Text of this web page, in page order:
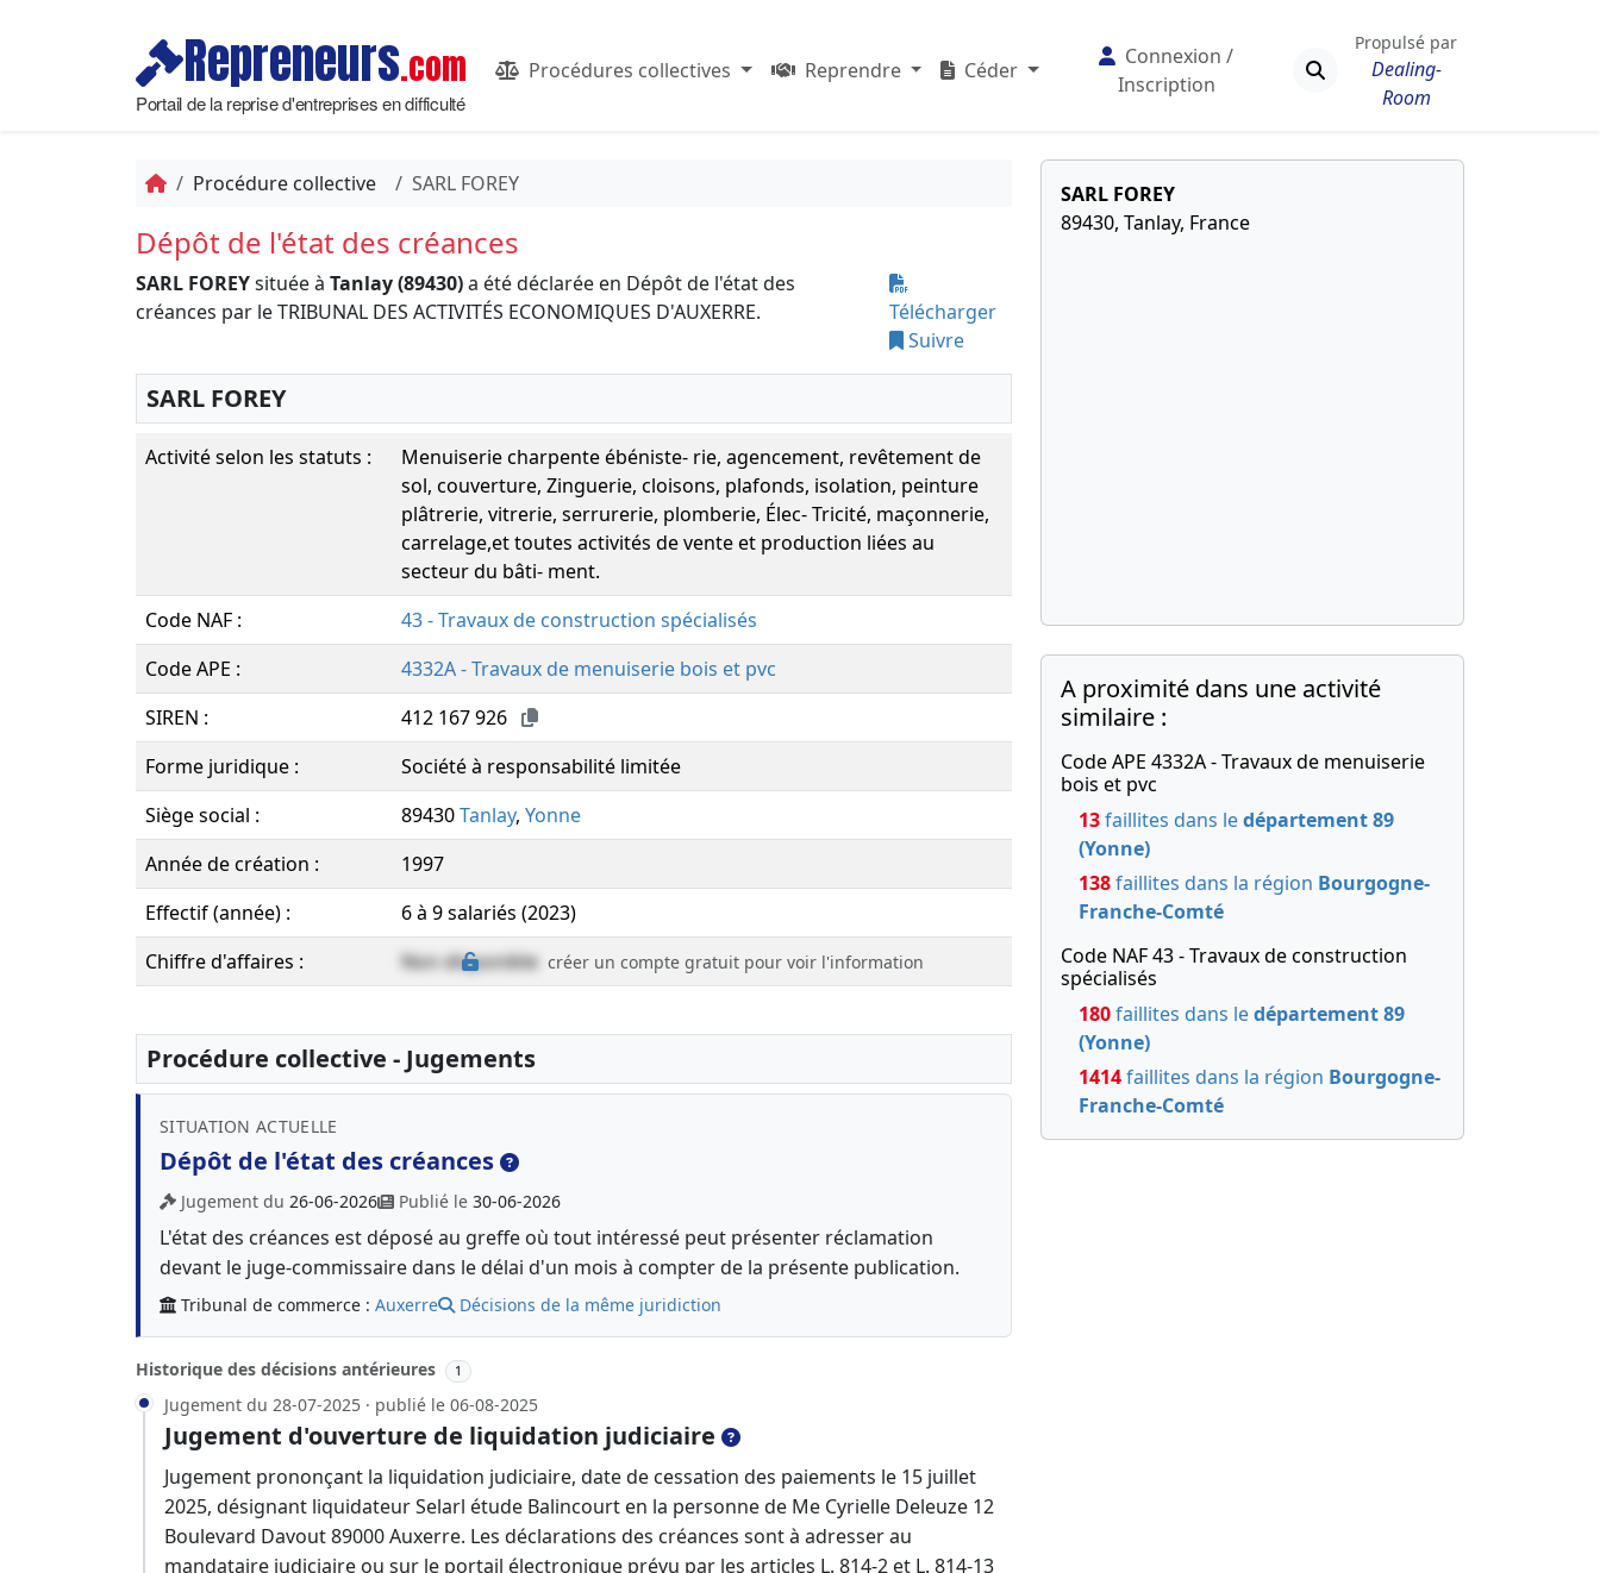
Repreneurs.com
Portail de la reprise d'entreprises en difficulté
Procédures collectives Reprendre Céder
Connexion /
Inscription
Propulsé par
Dealing-
Room
Procédure collective SARL FOREY
Dépôt de l'état des créances
SARL FOREYsituée à Tanlay (89430)a été déclarée en Dépôt de l'état des
créances par le TRIBUNAL DES ACTIVITÉS ECONOMIQUES D'AUXERRE.
Télécharger
Suivre
SARL FOREY
Activité selon les statuts :
Menuiserie charpente ébéniste- rie, agencement, revêtement de
sol, couverture, Zinguerie, cloisons, plafonds, isolation, peinture
plâtrerie, vitrerie, serrurerie, plomberie, Élec- Tricité, maçonnerie,
carrelage,et toutes activités de vente et production liées au
secteur du bâti- ment.
Code NAF :
43 - Travaux de construction spécialisés
Code APE :
4332A - Travaux de menuiserie bois et pvc
SIREN :
412 167 926
Forme juridique :
Société à responsabilité limitée
Siège social :
89430Tanlay, Yonne
Année de création :
1997
Effectif (année) :
6 à 9 salariés (2023)
Chiffre d'affaires :
Non disponible créer un compte gratuit pour voir l'information
Procédure collective - Jugements
SITUATION ACTUELLE
Dépôt de l'état des créances
Jugement du 26-06-2026 Publié le 30-06-2026
L'état des créances est déposé au greffe où tout intéressé peut présenter réclamation
devant le juge-commissaire dans le délai d'un mois à compter de la présente publication.
Tribunal de commerce : Auxerre Décisions de la même juridiction
Historique des décisions antérieures 1
Jugement du 28-07-2025 · publié le 06-08-2025
Jugement d'ouverture de liquidation judiciaire
Jugement prononçant la liquidation judiciaire, date de cessation des paiements le 15 juillet
2025, désignant liquidateur Selarl étude Balincourt en la personne de Me Cyrielle Deleuze 12
Boulevard Davout 89000 Auxerre. Les déclarations des créances sont à adresser au
mandataire judiciaire ou sur le portail électronique prévu par les articles L. 814-2 et L. 814-13
SARL FOREY
89430, Tanlay, France
A proximité dans une activité
similaire :
Code APE 4332A - Travaux de menuiserie
bois et pvc
13faillites dans ledépartement 89
(Yonne)
138faillites dans la région Bourgogne-
Franche-Comté
Code NAF 43 - Travaux de construction
spécialisés
180faillites dans ledépartement 89
(Yonne)
1414faillites dans la région Bourgogne-
Franche-Comté